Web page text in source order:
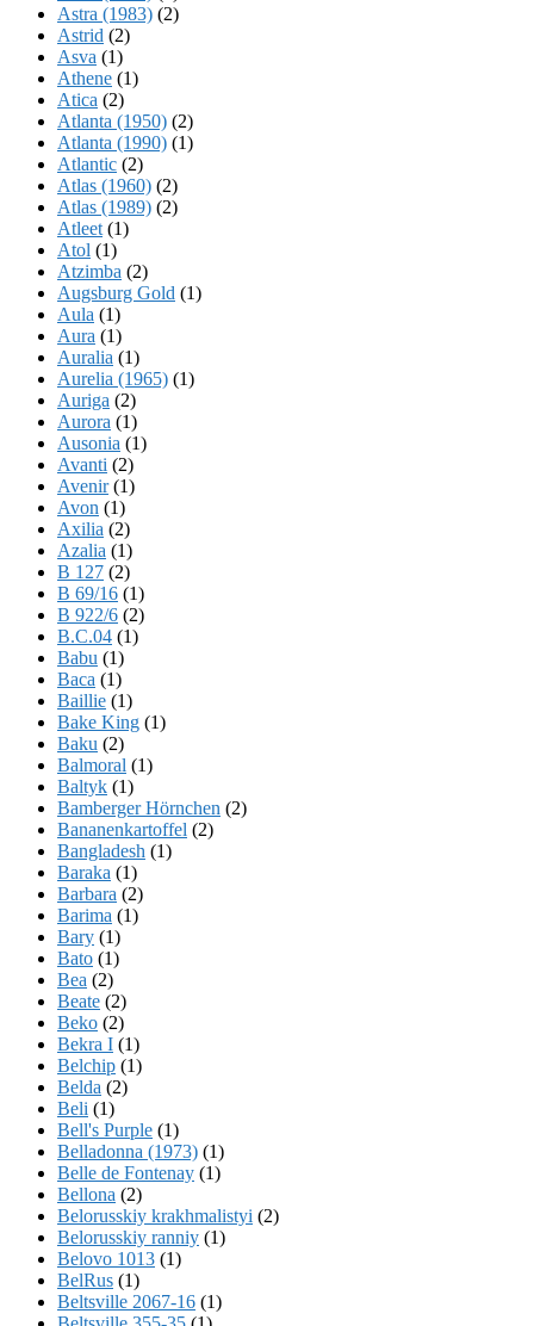
Astra (1983) (2)
Astrid (2)
Asva (1)
Athene (1)
Atica (2)
Atlanta (1950) (2)
Atlanta (1990) (1)
Atlantic (2)
Atlas (1960) (2)
Atlas (1989) (2)
Atleet (1)
Atol (1)
Atzimba (2)
Augsburg Gold (1)
Aula (1)
Aura (1)
Auralia (1)
Aurelia (1965) (1)
Auriga (2)
Aurora (1)
Ausonia (1)
Avanti (2)
Avenir(1)
Avon (1)
Axilia (2)
Azalia (1)
B 127 (2)
B 69/16 (1)
B 922/6 (2)
B.C.04 (1)
Babu (1)
Baca (1)
Baillie (1)
Bake King (1)
Baku (2)
Balmoral (1)
Baltyk (1)
Bamberger Hörnchen (2)
Bananenkartoffel (2)
Bangladesh (1)
Baraka (1)
Barbara (2)
Barima (1)
Bary (1)
Bato (1)
Bea (2)
Beate (2)
Beko (2)
Bekra I (1)
Belchip (1)
Belda (2)
Beli (1)
Bell's Purple (1)
Belladonna (1973) (1)
Belle de Fontenay (1)
Bellona (2)
Belorusskiy krakhmalistyi (2)
Belorusskiy ranniy (1)
Belovo 1013 (1)
BelRus (1)
Beltsville 2067-16 (1)